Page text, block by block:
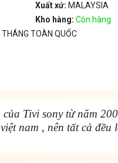
Xuất xứ: MALAYSIA
Kho hàng: Còn hàng
TOÀN QUỐC
Tivi sony từ năm
nam , nên tất cả